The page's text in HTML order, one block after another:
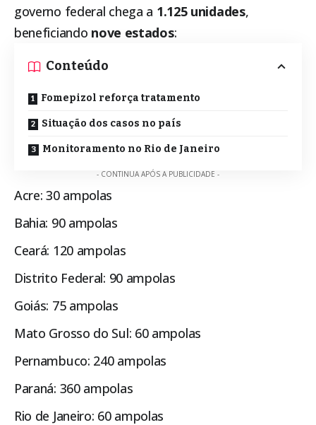
governo federal chega a 1.125 unidades,
beneficiando nove estados:
Conteúdo
Fomepizol reforça tratamento
Situação dos casos no país
Monitoramento no Rio de Janeiro
- CONTINUA APÓS A PUBLICIDADE -
Acre: 30 ampolas
Bahia: 90 ampolas
Ceará: 120 ampolas
Distrito Federal: 90 ampolas
Goiás: 75 ampolas
Mato Grosso do Sul: 60 ampolas
Pernambuco: 240 ampolas
Paraná: 360 ampolas
Rio de Janeiro: 60 ampolas